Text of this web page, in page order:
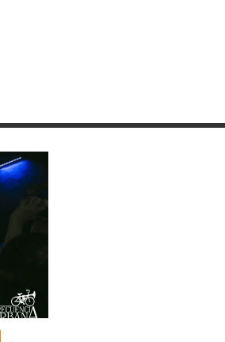
FETÉN FETÉN, ENTRE PROFANACIÓN
PATRIÓTICA Y HEREJÍA PURISTA
20/06/2018